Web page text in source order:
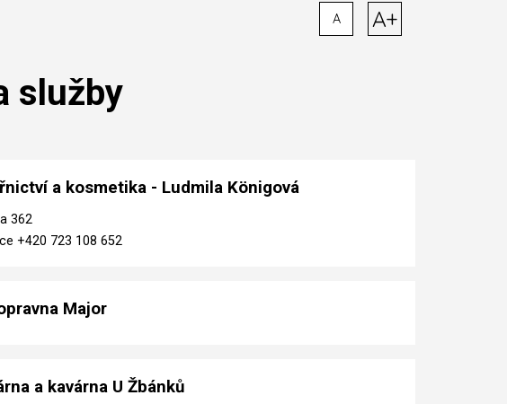
A A+
služby
a kosmetika - Ludmila Königová
362
+420 723 108 652
Major
a kavárna U Žbánků